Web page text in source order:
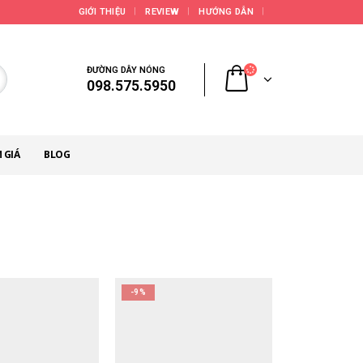
GIỚI THIỆU REVIEW HƯỚNG DẪN
ĐƯỜNG DÂY NÓNG
098.575.5950
GIÁ BLOG
-9%